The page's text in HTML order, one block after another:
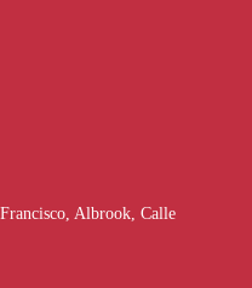
Albrook, Calle